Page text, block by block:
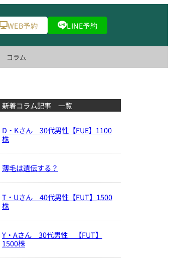
WEB予約 LINE予約
コラム
新着コラム記事 一覧
D・Kさん 30代男性【FUE】1100
株
薄毛は遺伝する？
T・Uさん 40代男性【FUT】1500
株
Y・Aさん 30代男性 【FUT】
1500株